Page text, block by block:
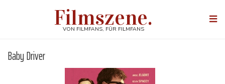
Filmszene.
VON FILMFANS, FÜR FILMFANS
Baby Driver